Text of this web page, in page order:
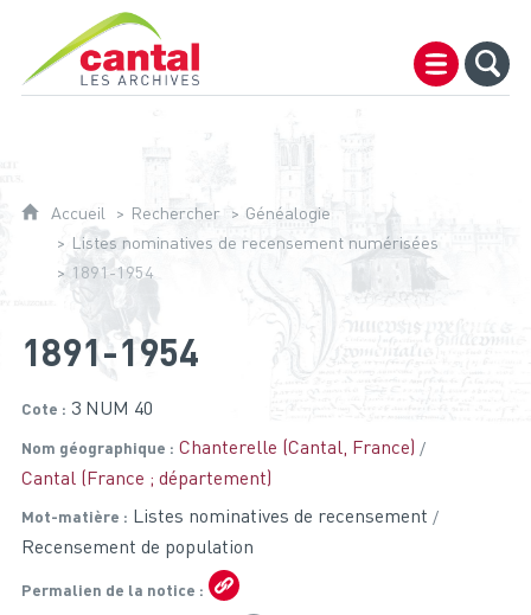
Archives du Cantal
Accueil Rechercher
Généalogie
Listes nominatives de recensement numérisées
1891-1954
1891-1954
Cote 3 NUM 40
Nom géographique
Chanterelle (Cantal, France)
Cantal (France ; département)
Mot-matière
Listes nominatives de recensement
Recensement de population
Permalien de la notice